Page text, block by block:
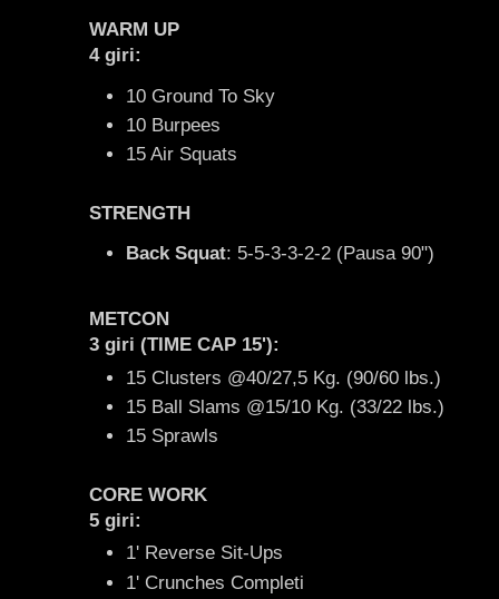
WARM UP
4 giri:
10 Ground To Sky
10 Burpees
15 Air Squats
STRENGTH
Back Squat: 5-5-3-3-2-2 (Pausa 90")
METCON
3 giri (TIME CAP 15'):
15 Clusters @40/27,5 Kg. (90/60 lbs.)
15 Ball Slams @15/10 Kg. (33/22 lbs.)
15 Sprawls
CORE WORK
5 giri:
1' Reverse Sit-Ups
1' Crunches Completi